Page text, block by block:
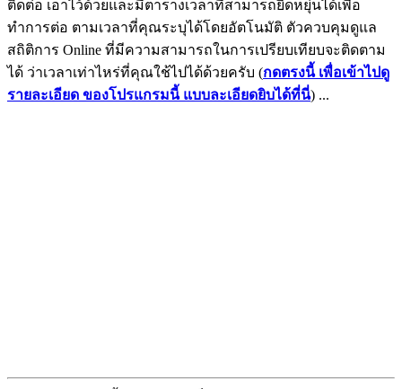
ติดต่อ เอาไว้ด้วยและมีตารางเวลาที่สามารถยืดหยุ่นได้เพื่อ
ทำการต่อ ตามเวลาที่คุณระบุได้โดยอัตโนมัติ ตัวควบคุมดูแล
สถิติการ Online ที่มีความสามารถในการเปรียบเทียบจะติดตาม
ได้ ว่าเวลาเท่าไหร่ที่คุณใช้ไปได้ด้วยครับ (กดตรงนี้ เพื่อเข้าไปดู
รายละเอียด ของโปรแกรมนี้ แบบละเอียดยิบได้ที่นี่) ...